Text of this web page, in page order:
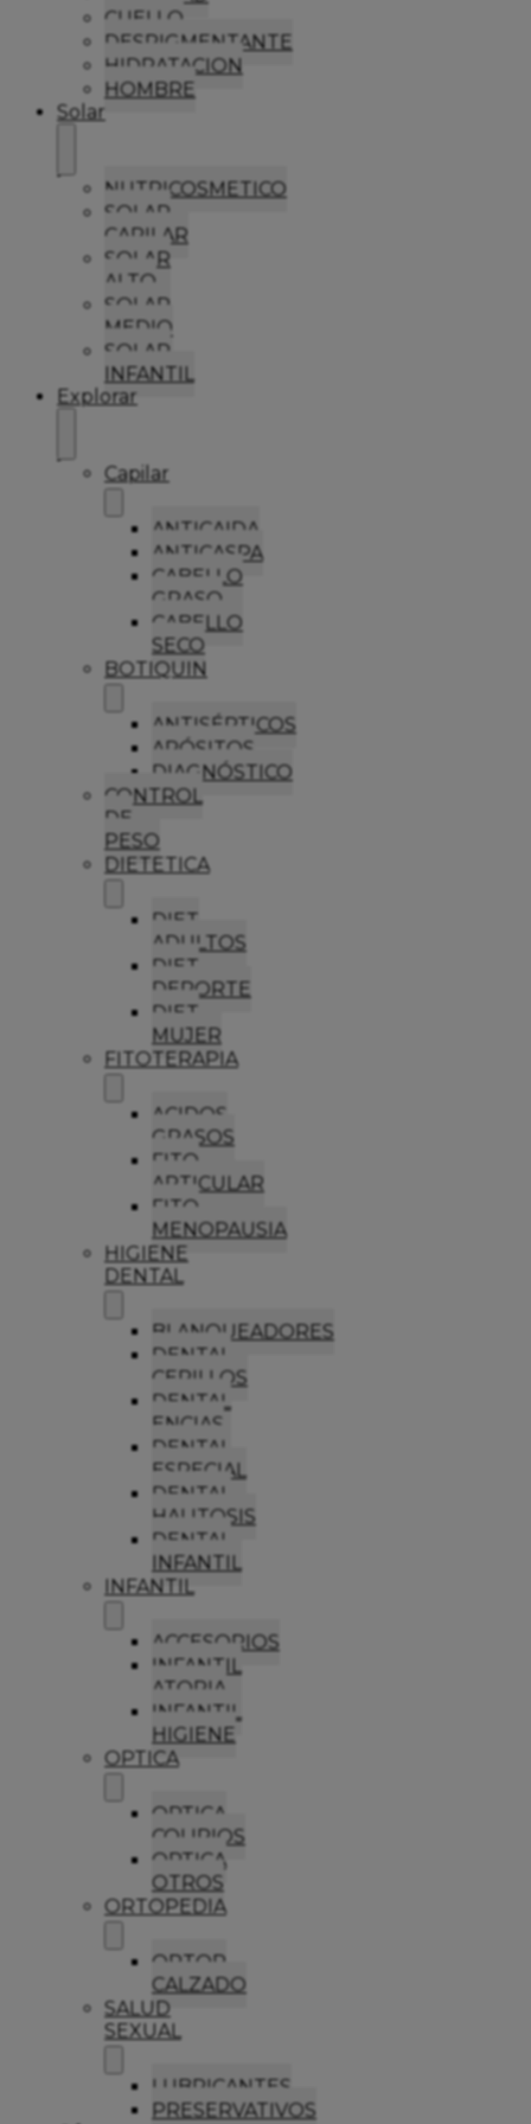
CUELLO
DESPIGMENTANTE
HIDRATACION
HOMBRE
Solar
NUTRICOSMETICO
SOLAR
CAPILAR
SOLAR
ALTO
SOLAR
MEDIO
SOLAR
INFANTIL
Explorar
Capilar
ANTICAIDA
ANTICASPA
CABELLO
GRASO
CABELLO
SECO
BOTIQUIN
ANTISÉPTICOS
APÓSITOS
DIAGNÓSTICO
CONTROL
DE
PESO
DIETETICA
DIET
ADULTOS
DIET
DEPORTE
DIET
MUJER
FITOTERAPIA
ACIDOS
GRASOS
FITO
ARTICULAR
FITO
MENOPAUSIA
HIGIENE
DENTAL
BLANQUEADORES
DENTAL
CEPILLOS
DENTAL
ENCIAS
DENTAL
ESPECIAL
DENTAL
HALITOSIS
DENTAL
INFANTIL
INFANTIL
ACCESORIOS
INFANTIL
ATOPIA
INFANTIL
HIGIENE
OPTICA
OPTICA
COLIRIOS
OPTICA
OTROS
ORTOPEDIA
ORTOP
CALZADO
SALUD
SEXUAL
LUBRICANTES
PRESERVATIVOS